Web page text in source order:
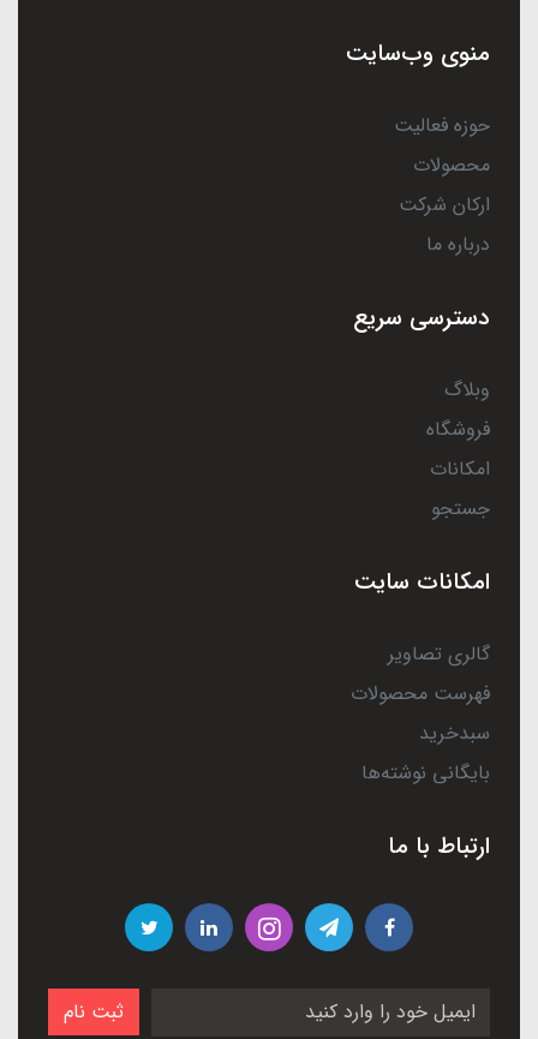
منوی وب‌سایت
حوزه فعالیت
محصولات
ارکان شرکت
درباره ما
دسترسی سریع
وبلاگ
فروشگاه
امکانات
جستجو
امکانات سایت
گالری تصاویر
فهرست محصولات
سبدخرید
بایگانی نوشته‌ها
ارتباط با ما
ثبت نام